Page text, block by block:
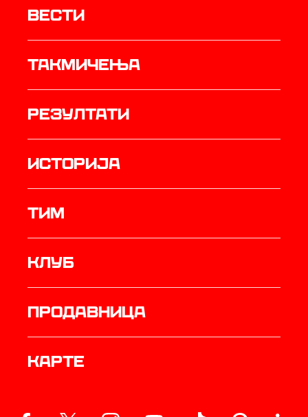
Вести
Такмичења
резултати
историја
ТИМ
Клуб
продавница
Карте